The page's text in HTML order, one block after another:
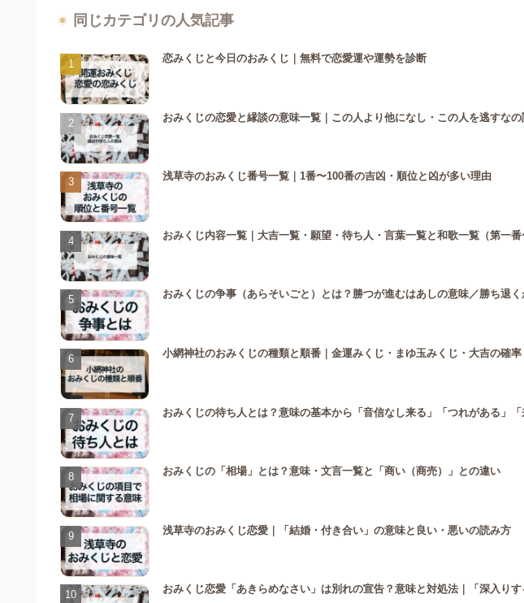
同じカテゴリの人気記事
恋みくじと今日のおみくじ｜無料で恋愛運や運勢を診断
おみくじの恋愛と縁談の意味一覧｜この人より他になし・この人を逃すな
浅草寺のおみくじ番号一覧｜1番〜100番の吉凶・順位と凶が多い理由
おみくじ内容一覧｜大吉一覧・願望・待ち人・言葉一覧と和歌一覧（第一番
おみくじの争事（あらそいごと）とは？勝つが進むはあしの意味／勝ち退
小網神社のおみくじの種類と順番｜金運みくじ・まゆ玉みくじ・大吉の確率
おみくじの待ち人とは？意味の基本から「音信なし来る」「つれがある」
おみくじの「相場」とは？意味・文言一覧と「商い（商売）」との違い
浅草寺のおみくじ恋愛｜「結婚・付き合い」の意味と良い・悪いの読み方
おみくじ恋愛「あきらめなさい」は別れの宣告？意味と対処法｜「深入り